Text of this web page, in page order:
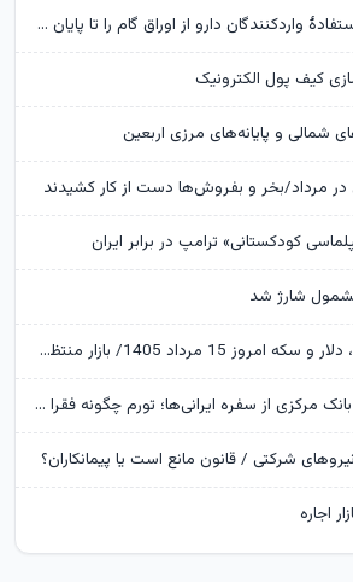
بانک مرکزی امکان استفادۀ واردکنندگان دارو از اوراق گام را تا پایان امسال تمدید کرد
کیف پول الکترونیک
شمالی و پایانه‌های مرزی اربعین
مرداد/بخر و بفروش‌ها دست از کار کشیدند
کودکستانی» ترامپ در برابر ایران
شارژ شد
پیش‌بینی قیمت طلا، دلار و سکه امروز 15 مرداد 1405/ بازار منتظر مذاکرات تنگه هرمز
گزارش تکان‌ دهنده بانک مرکزی از سفره ایرانی‌ها؛ تورم چگونه فقرا را فقیرتر کرد؟
شرکتی / قانون مانع است یا پیمانکاران؟
اجاره